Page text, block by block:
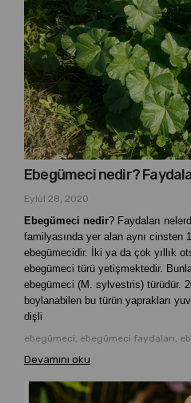
Ebegümeci nedir?
Eylül 28, 2020
Ebegümeci nedir? Faydaları
familyasında yer alan aynı cinsten
ebegümecidir. İki ya da çok yıllık
ebegümeci türü yetişmektedir.
ebegümeci (M. sylvestris) türüdür.
boylanabilen bu türün yaprakları
dişli
ebegümeci, ebegümeci faydaları,
Devamını oku